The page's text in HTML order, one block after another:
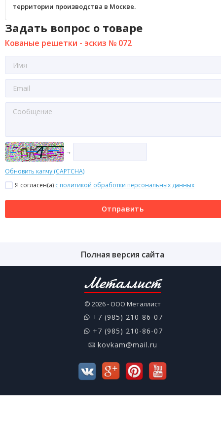
территории производства в Москве.
Задать вопрос о товаре
Кованые решетки - эскиз № 072
→
Обновить капчу (CAPTCHA)
Я согласен(a) с политикой обработки персональных данных
Отправить
Полная версия сайта
Металлист
© 2026 - ООО Металлист
+7 (985) 210-86-07
+7 (985) 210-86-07
kovkam@mail.ru